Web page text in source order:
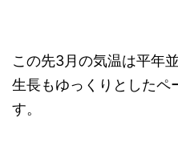
この先3月の気温は平年
生長もゆっくりとしたペ
す。